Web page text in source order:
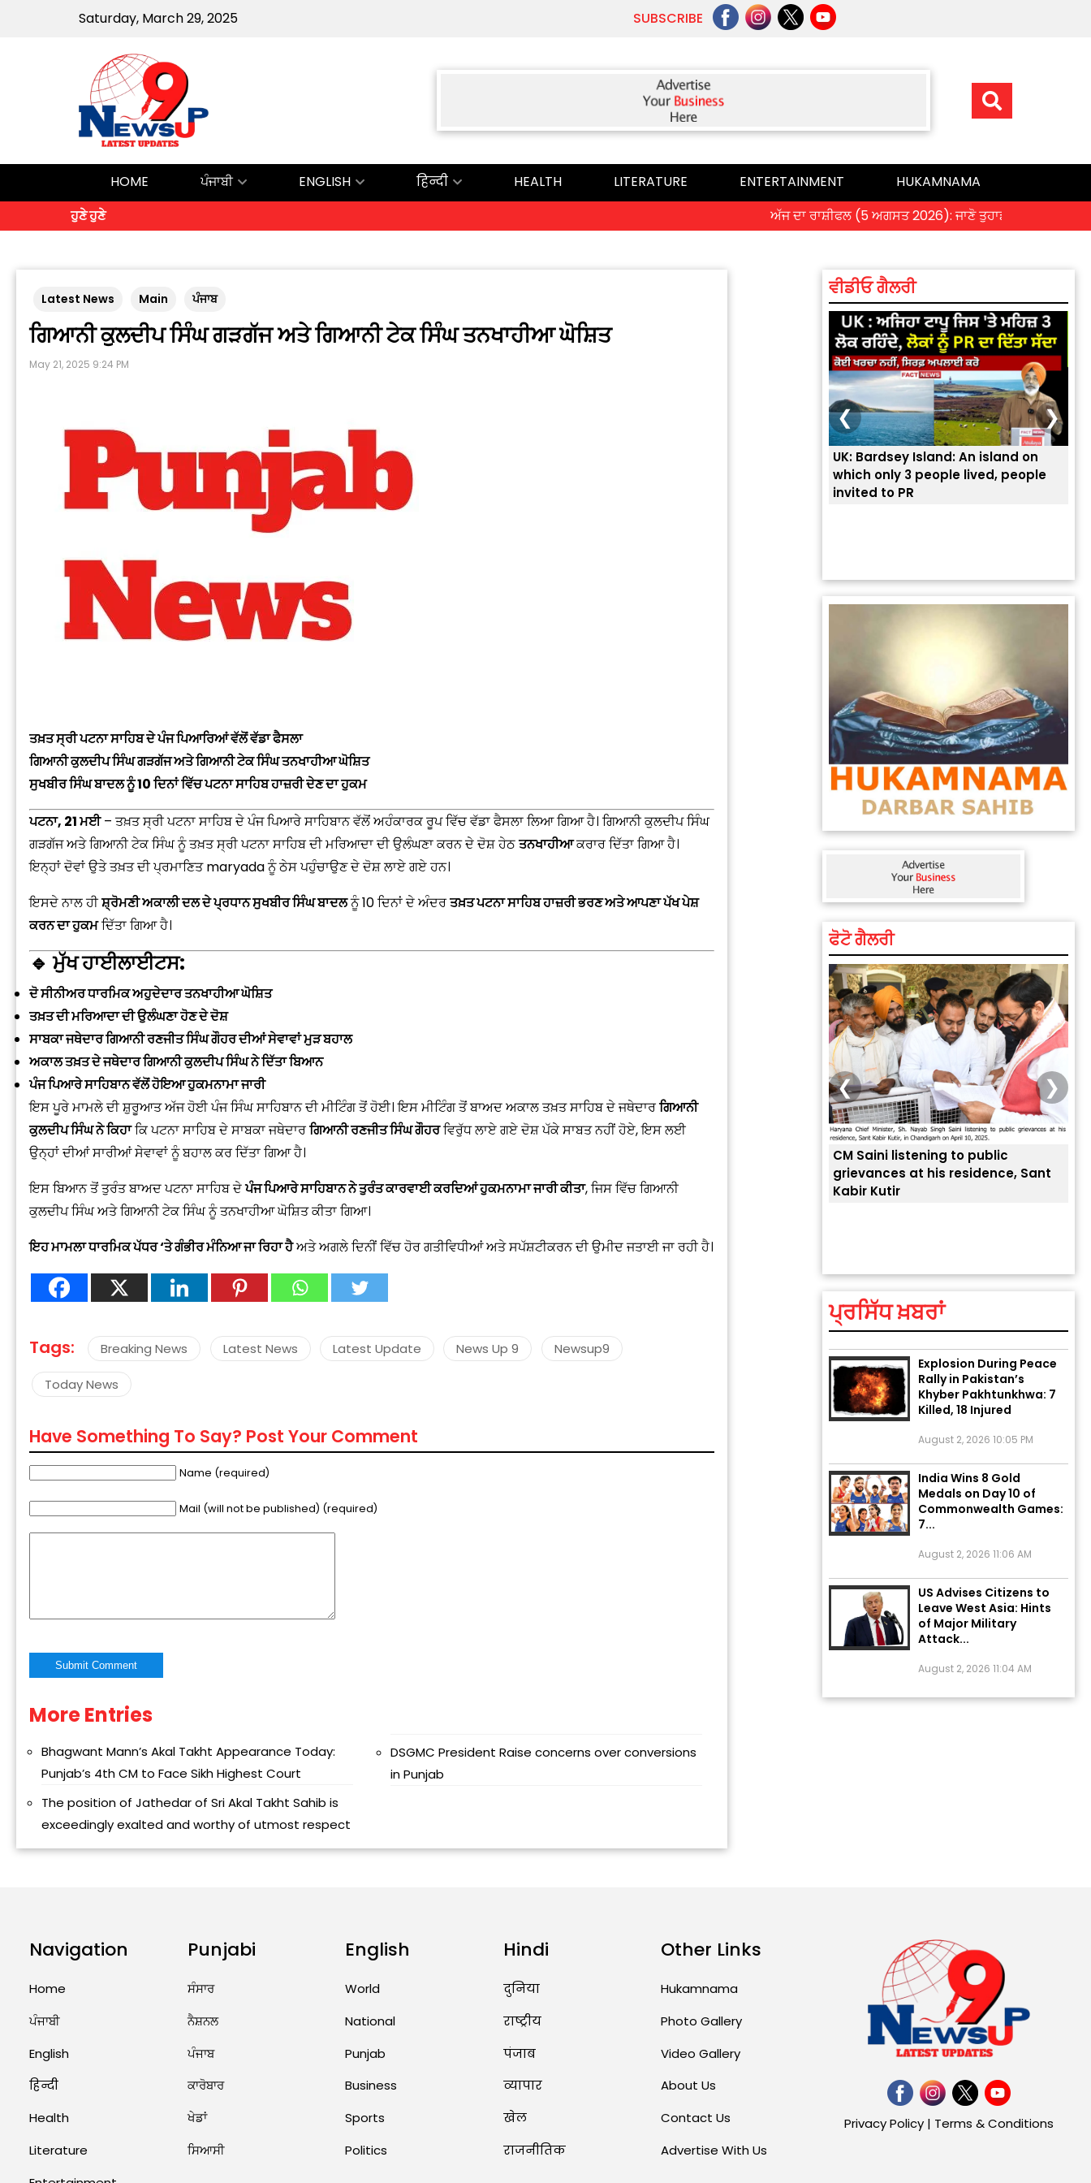
Saturday, March 29, 2025 SUBSCRIBE
HOME ਪੰਜਾਬੀ ENGLISH हिन्दी HEALTH LITERATURE ENTERTAINMENT
HUKAMNAMA
ਹੁਣੇ ਹੁਣੇ
ਅੱਜ ਦਾ ਰਾਸ਼ੀਫਲ (5 ਅਗਸਤ 2026): ਜਾਣੋ ਤੁਹਾਡੀ ਰਾਸ਼ੀ ‘ਤੇ ਗ੍ਰਹਿਆਂ
Latest News Main ਪੰਜਾਬ
ਗਿਆਨੀ ਕੁਲਦੀਪ ਸਿੰਘ ਗੜਗੱਜ ਅਤੇ ਗਿਆਨੀ ਟੇਕ ਸਿੰਘ ਤਨਖਾਹੀਆ ਘੋਸ਼ਿਤ
May 21, 2025 9:24 PM
ਤਖ਼ਤ ਸ੍ਰੀ ਪਟਨਾ ਸਾਹਿਬ ਦੇ ਪੰਜ ਪਿਆਰਿਆਂ ਵੱਲੋਂ ਵੱਡਾ ਫੈਸਲਾ
ਗਿਆਨੀ ਕੁਲਦੀਪ ਸਿੰਘ ਗੜਗੱਜ ਅਤੇ ਗਿਆਨੀ ਟੇਕ ਸਿੰਘ ਤਨਖਾਹੀਆ ਘੋਸ਼ਿਤ
ਸੁਖਬੀਰ ਸਿੰਘ ਬਾਦਲ ਨੂੰ 10 ਦਿਨਾਂ ਵਿੱਚ ਪਟਨਾ ਸਾਹਿਬ ਹਾਜ਼ਰੀ ਦੇਣ ਦਾ ਹੁਕਮ
ਪਟਨਾ, 21 ਮਈ– ਤਖ਼ਤ ਸ੍ਰੀ ਪਟਨਾ ਸਾਹਿਬ ਦੇ ਪੰਜ ਪਿਆਰੇ ਸਾਹਿਬਾਨ ਵੱਲੋਂ ਅਹੰਕਾਰਕ ਰੂਪ ਵਿੱਚ ਵੱਡਾ ਫੈਸਲਾ ਲਿਆ ਗਿਆ ਹੈ। ਗਿਆਨੀ ਕੁਲਦੀਪ ਸਿੰਘ
ਗੜਗੱਜ ਅਤੇ ਗਿਆਨੀ ਟੇਕ ਸਿੰਘ ਨੂੰ ਤਖ਼ਤ ਸ੍ਰੀ ਪਟਨਾ ਸਾਹਿਬ ਦੀ ਮਰਿਆਦਾ ਦੀ ਉਲੰਘਣਾ ਕਰਨ ਦੇ ਦੋਸ਼ ਹੇਠਤਨਖਾਹੀਆਕਰਾਰ ਦਿੱਤਾ ਗਿਆ ਹੈ।
ਇਨ੍ਹਾਂ ਦੋਵਾਂ ਉਤੇ ਤਖ਼ਤ ਦੀ ਪ੍ਰਮਾਣਿਤ maryada ਨੂੰ ਠੇਸ ਪਹੁੰਚਾਉਣ ਦੇ ਦੋਸ਼ ਲਾਏ ਗਏ ਹਨ।
ਇਸਦੇ ਨਾਲ ਹੀਸ਼੍ਰੋਮਣੀ ਅਕਾਲੀ ਦਲ ਦੇ ਪ੍ਰਧਾਨ ਸੁਖਬੀਰ ਸਿੰਘ ਬਾਦਲਨੂੰ 10 ਦਿਨਾਂ ਦੇ ਅੰਦਰਤਖ਼ਤ ਪਟਨਾ ਸਾਹਿਬ ਹਾਜ਼ਰੀ ਭਰਣ ਅਤੇ ਆਪਣਾ ਪੱਖ ਪੇਸ਼
ਕਰਨ ਦਾ ਹੁਕਮਦਿੱਤਾ ਗਿਆ ਹੈ।
🔹 ਮੁੱਖ ਹਾਈਲਾਈਟਸ:
ਦੋ ਸੀਨੀਅਰ ਧਾਰਮਿਕ ਅਹੁਦੇਦਾਰ ਤਨਖਾਹੀਆ ਘੋਸ਼ਿਤ
ਤਖ਼ਤ ਦੀ ਮਰਿਆਦਾ ਦੀ ਉਲੰਘਣਾ ਹੋਣ ਦੇ ਦੋਸ਼
ਸਾਬਕਾ ਜਥੇਦਾਰ ਗਿਆਨੀ ਰਣਜੀਤ ਸਿੰਘ ਗੌਹਰ ਦੀਆਂ ਸੇਵਾਵਾਂ ਮੁੜ ਬਹਾਲ
ਅਕਾਲ ਤਖ਼ਤ ਦੇ ਜਥੇਦਾਰ ਗਿਆਨੀ ਕੁਲਦੀਪ ਸਿੰਘ ਨੇ ਦਿੱਤਾ ਬਿਆਨ
ਪੰਜ ਪਿਆਰੇ ਸਾਹਿਬਾਨ ਵੱਲੋਂ ਹੋਇਆ ਹੁਕਮਨਾਮਾ ਜਾਰੀ
ਇਸ ਪੂਰੇ ਮਾਮਲੇ ਦੀ ਸ਼ੁਰੂਆਤ ਅੱਜ ਹੋਈ ਪੰਜ ਸਿੰਘ ਸਾਹਿਬਾਨ ਦੀ ਮੀਟਿੰਗ ਤੋਂ ਹੋਈ। ਇਸ ਮੀਟਿੰਗ ਤੋਂ ਬਾਅਦ ਅਕਾਲ ਤਖ਼ਤ ਸਾਹਿਬ ਦੇ ਜਥੇਦਾਰਗਿਆਨੀ
ਕੁਲਦੀਪ ਸਿੰਘ ਨੇ ਕਿਹਾਕਿ ਪਟਨਾ ਸਾਹਿਬ ਦੇ ਸਾਬਕਾ ਜਥੇਦਾਰਗਿਆਨੀ ਰਣਜੀਤ ਸਿੰਘ ਗੌਹਰਵਿਰੁੱਧ ਲਾਏ ਗਏ ਦੋਸ਼ ਪੱਕੇ ਸਾਬਤ ਨਹੀਂ ਹੋਏ, ਇਸ ਲਈ
ਉਨ੍ਹਾਂ ਦੀਆਂ ਸਾਰੀਆਂ ਸੇਵਾਵਾਂ ਨੂੰ ਬਹਾਲ ਕਰ ਦਿੱਤਾ ਗਿਆ ਹੈ।
ਇਸ ਬਿਆਨ ਤੋਂ ਤੁਰੰਤ ਬਾਅਦ ਪਟਨਾ ਸਾਹਿਬ ਦੇਪੰਜ ਪਿਆਰੇ ਸਾਹਿਬਾਨ ਨੇ ਤੁਰੰਤ ਕਾਰਵਾਈ ਕਰਦਿਆਂ ਹੁਕਮਨਾਮਾ ਜਾਰੀ ਕੀਤਾ, ਜਿਸ ਵਿੱਚ ਗਿਆਨੀ
ਕੁਲਦੀਪ ਸਿੰਘ ਅਤੇ ਗਿਆਨੀ ਟੇਕ ਸਿੰਘ ਨੂੰ ਤਨਖਾਹੀਆ ਘੋਸ਼ਿਤ ਕੀਤਾ ਗਿਆ।
ਇਹ ਮਾਮਲਾ ਧਾਰਮਿਕ ਪੱਧਰ ‘ਤੇ ਗੰਭੀਰ ਮੰਨਿਆ ਜਾ ਰਿਹਾ ਹੈਅਤੇ ਅਗਲੇ ਦਿਨੀਂ ਵਿੱਚ ਹੋਰ ਗਤੀਵਿਧੀਆਂ ਅਤੇ ਸਪੱਸ਼ਟੀਕਰਨ ਦੀ ਉਮੀਦ ਜਤਾਈ ਜਾ ਰਹੀ ਹੈ।
Tags: Breaking News Latest News Latest Update News Up 9 Newsup9
Today News
Have Something To Say? Post Your Comment
Name (required)
Mail (will not be published) (required)
Alternative:
More Entries
Bhagwant Mann’s Akal Takht Appearance Today:
Punjab’s 4th CM to Face Sikh Highest Court
The position of Jathedar of Sri Akal Takht Sahib is
exceedingly exalted and worthy of utmost respect
DSGMC President Raise concerns over conversions
in Punjab
ਵੀਡੀਓ ਗੈਲਰੀ
UK: Bardsey Island: An island on
which only 3 people lived, people
invited to PR
❮ ❯
ਫੋਟੋ ਗੈਲਰੀ
“Success starts with every
challenge, not from the comfort
zone.”
समस्याएं
CM Saini listening to public
grievances at his residence, Sant
Kabir Kutir
❮ ❯
ਪ੍ਰਸਿੱਧ ਖ਼ਬਰਾਂ
ਗ੍ਰਹਿਆਂ ਦੀ...
August 5, 2026 6:23 AM
Explosion During Peace
Rally in Pakistan’s
Khyber Pakhtunkhwa: 7
Killed, 18 Injured
India Wins 8 Gold
Medals on Day 10 of
Commonwealth Games:
7...
US Advises Citizens to
Leave West Asia: Hints
of Major Military
Attack...
Unique Wedding: Twin
Rally in Pakistan’s
Khyber Pakhtunkhwa: 7
Killed, 18 Injured
August 2, 2026 10:05 PM
India Wins 8 Gold
Medals on Day 10 of
7...
Navigation
Home
ਪੰਜਾਬੀ
English
हिन्दी
Health
Literature
Punjabi
ਸੰਸਾਰ
ਨੈਸ਼ਨਲ
ਪੰਜਾਬ
ਕਾਰੋਬਾਰ
ਖੇਡਾਂ
ਸਿਆਸੀ
English
World
National
Punjab
Business
Sports
Politics
Hindi
दुनिया
राष्ट्रीय
पंजाब
व्यापार
खेल
राजनीतिक
Other Links
Hukamnama
Photo Gallery
Video Gallery
About Us
Contact Us
Advertise With Us
Privacy Policy| Terms & Conditions